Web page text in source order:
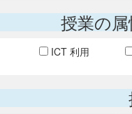
授業の
ICT 利用